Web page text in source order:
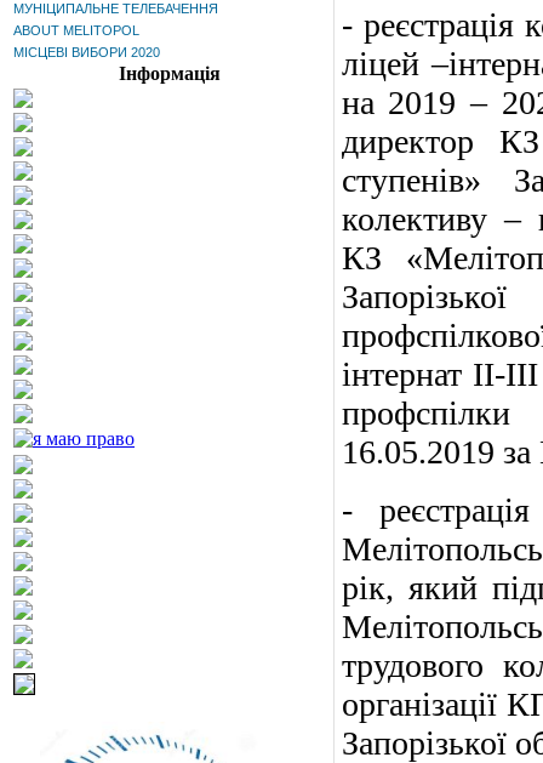
МУНІЦИПАЛЬНЕ ТЕЛЕБАЧЕННЯ
ABOUT MELITOPOL
МІСЦЕВІ ВИБОРИ 2020
Інформація
- реєстрація
ліцей
на 2019 –
директор КЗ
ступенів»
колективу –
КЗ
інтернат ІІ-
профспілки
16.05.2019
-
рік, який
трудового
організації
Запорізької